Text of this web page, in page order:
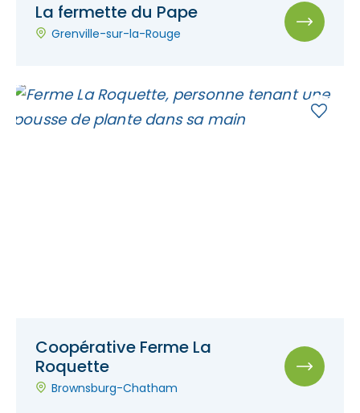
La fermette du Pape
Grenville-sur-la-Rouge
Coopérative Ferme La
Roquette
Brownsburg-Chatham